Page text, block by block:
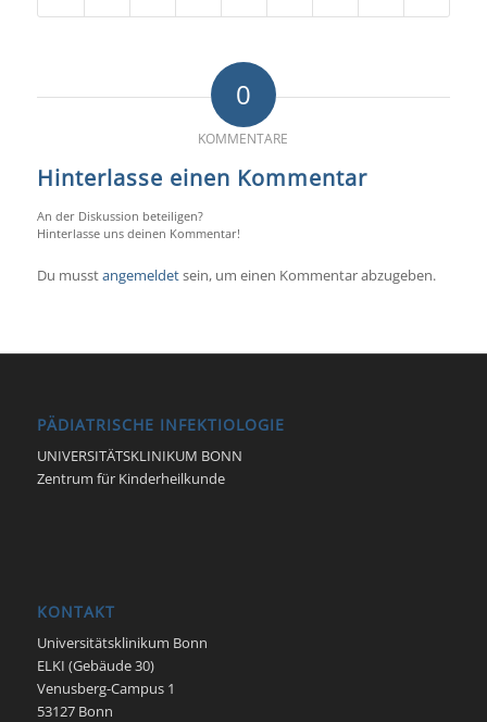
0
KOMMENTARE
Hinterlasse einen Kommentar
An der Diskussion beteiligen?
Hinterlasse uns deinen Kommentar!
Du musstangemeldetsein, um einen Kommentar abzugeben.
PÄDIATRISCHE INFEKTIOLOGIE
UNIVERSITÄTSKLINIKUM BONN
Zentrum für Kinderheilkunde
KONTAKT
Universitätsklinikum Bonn
ELKI (Gebäude 30)
Venusberg-Campus 1
53127 Bonn